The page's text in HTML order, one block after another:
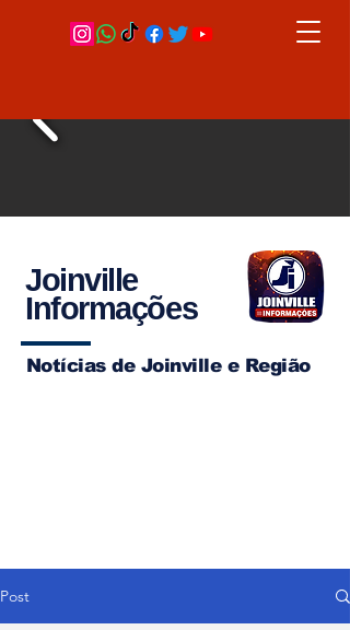
Joinville
Informações
Notícias de Joinville e Região
Post